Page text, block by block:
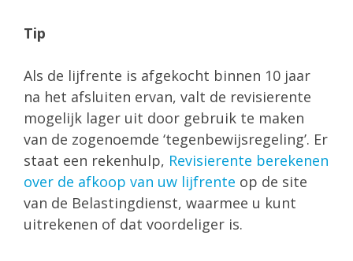
Tip
Als de lijfrente is afgekocht binnen 10 jaar
na het afsluiten ervan, valt de revisierente
mogelijk lager uit door gebruik te maken
van de zogenoemde ‘tegenbewijsregeling’. Er
staat een rekenhulp, Revisierente berekenen
over de afkoop van uw lijfrente op de site
van de Belastingdienst, waarmee u kunt
uitrekenen of dat voordeliger is.